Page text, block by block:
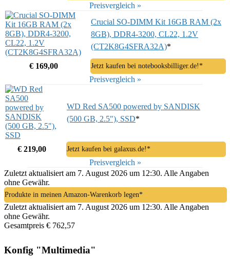
Preisvergleich »
Crucial SO-DIMM Kit 16GB RAM (2x
8GB), DDR4-3200, CL22, 1.2V
(CT2K8G4SFRA32A)*
€ 169,00 Jetzt kaufen bei notebooksbilliger.de!*
Preisvergleich »
WD Red SA500 powered by SANDISK
(500 GB, 2.5"), SSD*
€ 219,00 Jetzt kaufen bei galaxus.de!*
Preisvergleich »
Zuletzt aktualisiert am 7. August 2026 um 12:30. Alle Angaben
ohne Gewähr.
Produkte in meinen Amazon-Warenkorb legen*
Zuletzt aktualisiert am 7. August 2026 um 12:30. Alle Angaben
ohne Gewähr.
Gesamtpreis € 762,57
Konfig "Multimedia"